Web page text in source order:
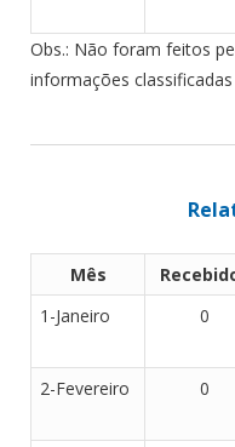
Obs.: Não foram feitos
informações
Mês
1-Janeiro
0
2-Fevereiro 0